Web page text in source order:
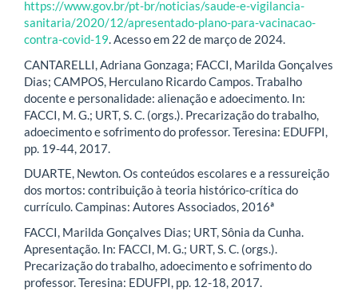
https://www.gov.br/pt-br/noticias/saude-e-vigilancia-
sanitaria/2020/12/apresentado-plano-para-vacinacao-
contra-covid-19. Acesso em 22 de março de 2024.
CANTARELLI, Adriana Gonzaga; FACCI, Marilda Gonçalves
Dias; CAMPOS, Herculano Ricardo Campos. Trabalho
docente e personalidade: alienação e adoecimento. In:
FACCI, M. G.; URT, S. C. (orgs.). Precarização do trabalho,
adoecimento e sofrimento do professor. Teresina: EDUFPI,
pp. 19-44, 2017.
DUARTE, Newton. Os conteúdos escolares e a ressureição
dos mortos: contribuição à teoria histórico-crítica do
currículo. Campinas: Autores Associados, 2016ª
FACCI, Marilda Gonçalves Dias; URT, Sônia da Cunha.
Apresentação. In: FACCI, M. G.; URT, S. C. (orgs.).
Precarização do trabalho, adoecimento e sofrimento do
professor. Teresina: EDUFPI, pp. 12-18, 2017.